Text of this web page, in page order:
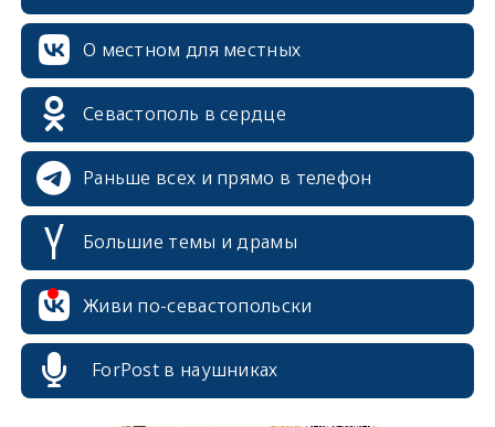
О местном для местных
Севастополь в сердце
Раньше всех и прямо в телефон
Большие темы и драмы
Живи по-севастопольски
ForPost в наушниках
erid: 2SDnjcrDNw6